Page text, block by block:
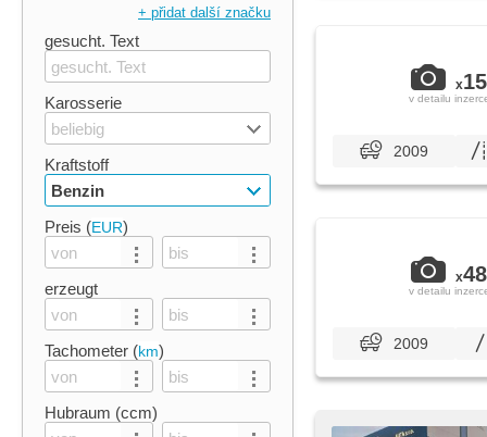
+ přidat další značku
gesucht. Text
Karosserie
beliebig
Kraftstoff
Benzin
Preis (EUR)
erzeugt
Tachometer (km)
Hubraum (ccm)
x15
v detailu
2009
x48
v detailu
2009